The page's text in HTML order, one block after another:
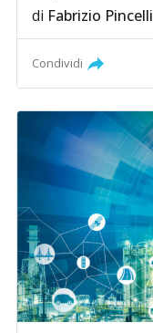
di Fabrizio Pincelli
Condividi